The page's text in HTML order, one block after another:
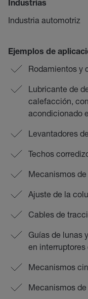
Industrias
Industria automotriz
Ejemplos de
Rodamientos y
Lubricante de
calefacción,
acondicionado
Levantadores
Techos
Mecanismos
Ajuste de la
Cables de
Guías de lunas
en
Mecanismos
Mecanismos